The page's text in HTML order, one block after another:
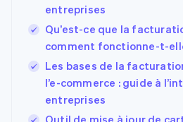
entreprises
Qu’est-ce que la
comment fonctionne-t-
Les bases de la
l’e-commerce : guide à
entreprises
Outil de mise à jour de